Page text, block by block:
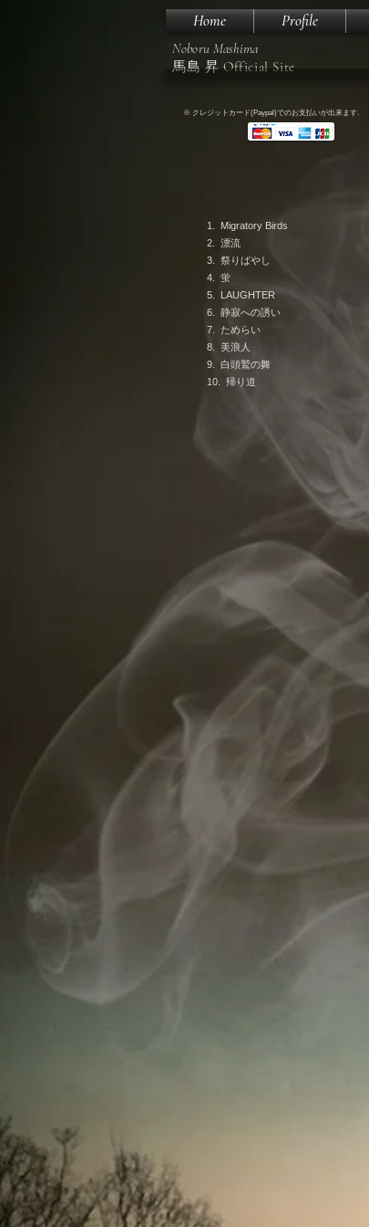
Home Profile
Noboru Mashima
馬島 昇 Official Site
※ クレジットカード(Paypal)でのお支払いが出来ます.
1. Migratory Birds
2. 漂流
3. 祭りばやし
4. 蛍
5. LAUGHTER
6. 静寂への誘い
7. ためらい
8. 美浪人
9. 白頭鷲の舞
10. 帰り道